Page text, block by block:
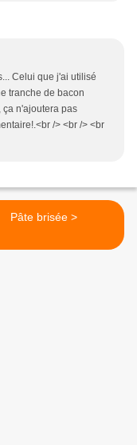
Celui que j'ai utilisé
tranche de bacon
ça n'ajoutera pas
/> <br /> <br
Pâte brisée >